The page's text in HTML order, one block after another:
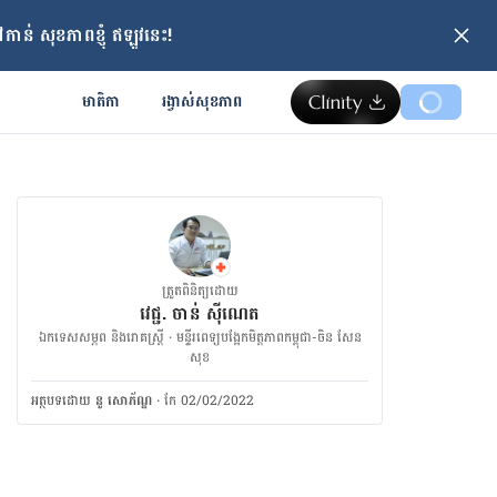
ន់ សុខភាពខ្ញុំ ឥឡូវនេះ!
មាតិកា រង្វាស់​សុខភាព
ត្រួតពិនិត្យដោយ
វេជ្ជ. ចាន់ ស៊ីណេត
ឯកទេសសម្ភព និងរោគស្ត្រី · ម​ន្ទីរពេទ្យបង្អែកមិត្តភាពកម្ពុជា-ចិន សែន
សុខ
អត្ថបទ​ដោយ នូ សោភ័ណ្ឌ ·កែ 02/02/2022